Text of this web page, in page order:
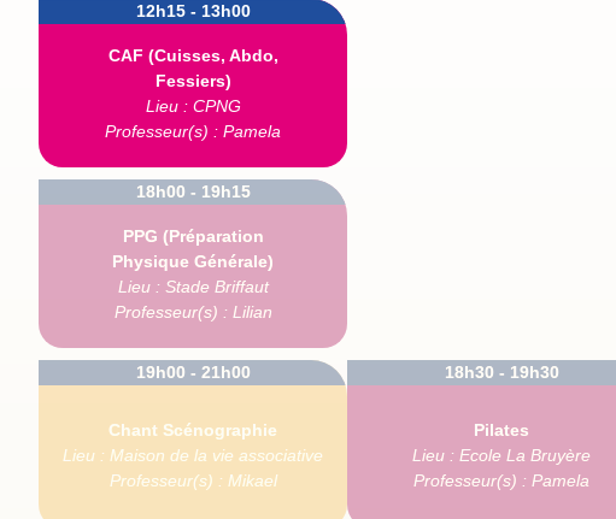
12h15 - 13h00
CAF (Cuisses, Abdo,
Fessiers)
Lieu : CPNG
Professeur(s) : Pamela
18h00 - 19h15
PPG (Préparation
Physique Générale)
Lieu : Stade Briffaut
Professeur(s) : Lilian
19h00 - 21h00
Chant Scénographie
Lieu : Maison de la vie associative
Professeur(s) : Mikael
18h30 - 19h30
Pilates
Lieu : Ecole La Bruyère
Professeur(s) : Pamela